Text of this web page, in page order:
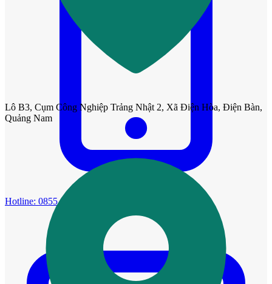
Hotline: 0855.149.149
Lô B3, Cụm Công Nghiệp Trảng Nhật 2, Xã Điện Hòa, Điện Bàn,
Quảng Nam